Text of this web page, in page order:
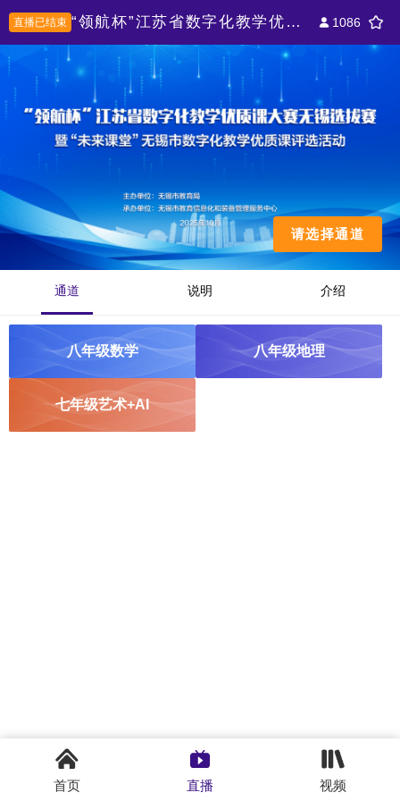
直播已结束 “领航杯”江苏省数字化教学优质课大赛无锡选拔赛暨“未来课堂”无锡市数字化教学优质课评选活动初中组 1086
请选择通道
通道 说明 介绍
八年级数学 八年级地理
七年级艺术+AI
：“领航杯”江苏省数字化教学优质课大赛无锡选拔赛暨“未
来课堂”无锡市数字化教学优质课评选活动初中组
首页 直播 视频